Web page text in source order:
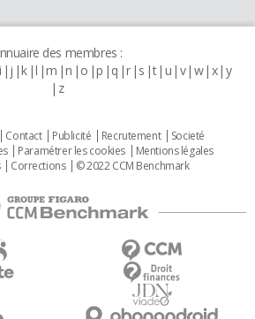
des membres :
i j k l m n o p q r s t u v w x y
z
Contact Publicité Recrutement
Societé
Paramétrer les cookies
Mentions légales
Corrections © 2022 CCM Benchmark